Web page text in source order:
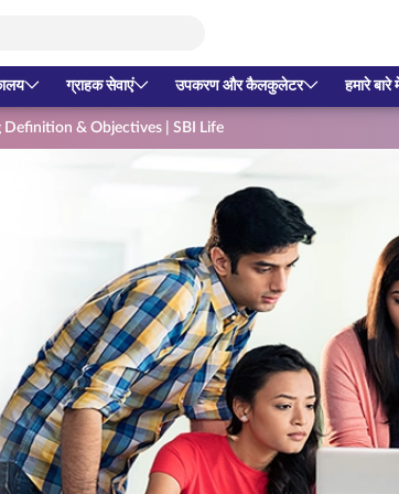
ग्राहक सेवाएं उपकरण और कैलकुलेटर हमारे बारे
Definition & Objectives | SBI Life